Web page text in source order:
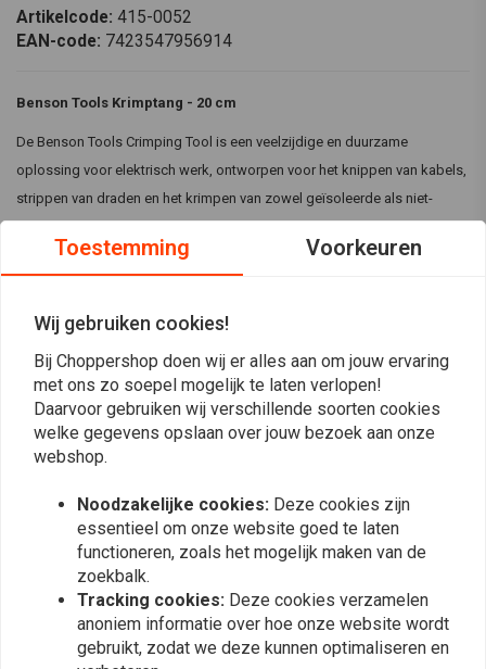
Artikelcode: 415-0052
EAN-code: 7423547956914
Benson Tools Krimptang - 20 cm
De Benson Tools Crimping Tool is een veelzijdige en duurzame
oplossing voor elektrisch werk, ontworpen voor het knippen van kabels,
strippen van draden en het krimpen van zowel geïsoleerde als niet-
gebruiksvriendelijke ontwerp is voorzien van duidelijke indicatoren op
verschillende elektrische toepassingen.
Specificaties:
Lengte:20 cm
Functies:Kabels knippen, draad strippen, krimpen
Indicaties:
Duidelijke gebruiksmarkeringen voor efficiëntie
Lees meer
Reviews
(0 beoordelingen)
Toestemming Voorkeuren
Wij gebruiken cookies!
Bij Choppershop doen wij er alles aan om jouw ervaring
met ons zo soepel mogelijk te laten verlopen!
Daarvoor gebruiken wij verschillende soorten cookies
welke gegevens opslaan over jouw bezoek aan onze
webshop.
Noodzakelijke cookies: Deze cookies zijn
essentieel om onze website goed te laten
functioneren, zoals het mogelijk maken van de
zoekbalk.
Tracking cookies: Deze cookies verzamelen
anoniem informatie over hoe onze website wordt
gebruikt, zodat we deze kunnen optimaliseren en